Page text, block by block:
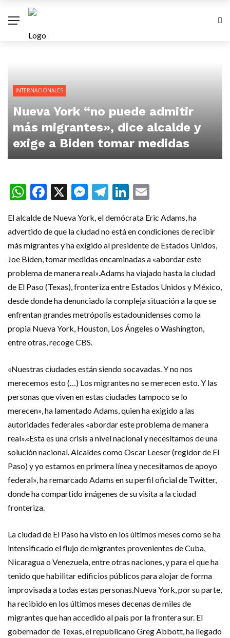
INTERNACIONALES
Nueva York “no puede admitir
más migrantes», dice alcalde y
exige a Biden tomar medidas
WhatsApp
Facebook
X Messenger
Telegram
LinkedIn
El alcalde de Nueva York, el demócrata Eric Adams, ha
advertido de que la ciudad no está en condiciones de recibir
más migrantes y ha exigido al presidente de Estados Unidos,
Joe Biden, tomar medidas encaminadas a «abordar este
problema de manera real».Adams ha viajado hasta la ciudad
de El Paso (Texas), fronteriza entre Estados Unidos y México,
desde donde ha denunciado la compleja situación a la que se
enfrentan grandes metrópolis estadounidenses como la
propia Nueva York, Houston, Los Ángeles o Washington,
entre otras, recoge CBS.
«Nuestras ciudades están siendo socavadas. Y no nos
merecemos esto (…) Los migrantes no se merecen esto. Y las
personas que viven en estas ciudades tampoco se lo
merecen», ha lamentado Adams, quien ha exigido a las
autoridades federales «abordar este problema de manera
real».«Esta es una crisis a nivel nacional y necesitamos de una
solución nacional. Alcaldes como Oscar Leeser (regidor de El
Paso) y yo estamos en primera línea y necesitamos de apoyo
federal», ha remarcado Adams en su perfil oficial de Twitter,
donde ha compartido imágenes de su visita a la ciudad
fronteriza.
La ciudad de El Paso ha visto en los últimos meses como se ha
intensificado el flujo de migrantes provenientes de Cuba,
Nicaragua o Venezuela, entre otras naciones, y para el que ha
tenido que habilitar edificios públicos para alojar de forma
improvisada a todas estas personas.Nueva York, por su parte,
ha recibido en los últimos meses decenas de miles de
migrantes que han accedido al país por la frontera sur. El
gobernador de Texas, el republicano Greg Abbott, ha llegado